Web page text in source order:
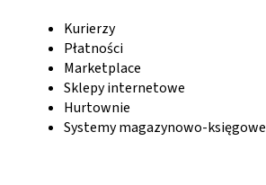
Kurierzy
Płatności
Marketplace
Sklepy internetowe
Hurtownie
Systemy magazynowo-księgowe